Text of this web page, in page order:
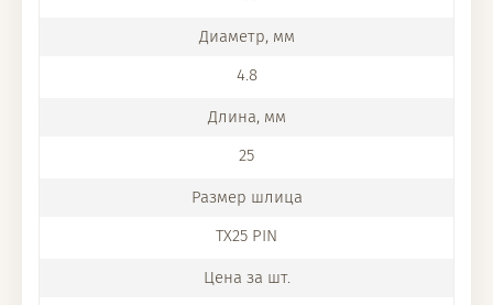
4.8
25
TX25 PIN